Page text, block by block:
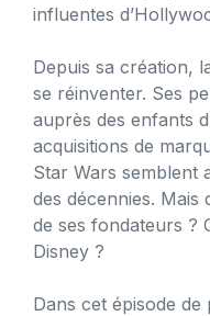
influentes
Depuis sa création,
se réinventer. Ses
auprès des enfants
acquisitions de
Star Wars semblent
des décennies. Mais
de ses fondateurs ?
Disney ?
Dans cet épisode de